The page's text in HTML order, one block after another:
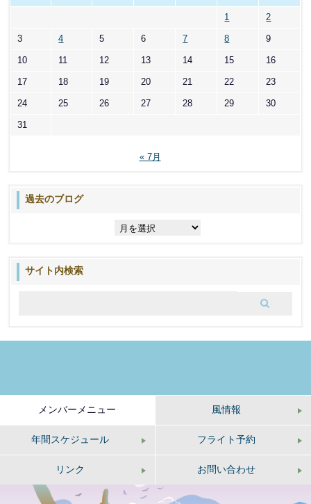
1 2
3 4 5 6 7 8 9
10 11 12 13 14 15 16
17 18 19 20 21 22 23
24 25 26 27 28 29 30
31
« 7月
過去のブログ
サイト内検索
メンバーメニュー 風情報
年間スケジュール フライト予約
リンク お問い合わせ